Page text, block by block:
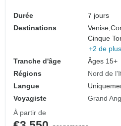
Durée
7 jours
Destinations
Venise,
Cinque
+2 de plus
Tranche d'âge
Âges 15+
Régions
Nord de
Langue
Voyagiste
Grand
À partir de